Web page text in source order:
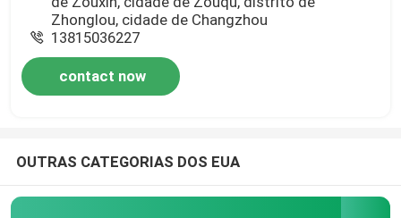
Zhonglou, cidade de Changzhou
13815036227
contact now
OUTRAS CATEGORIAS DOS EUA